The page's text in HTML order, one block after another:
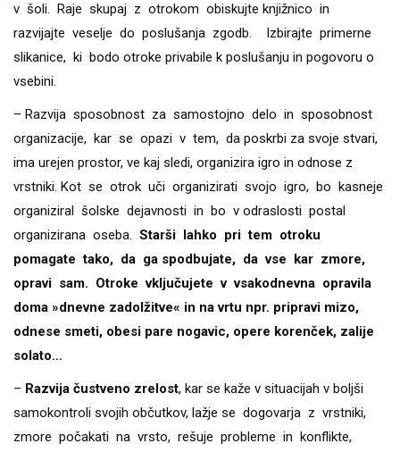
v šoli. Raje skupaj z otrokom obiskujte knjižnico in
razvijajte veselje do poslušanja zgodb. Izbirajte primerne
slikanice, ki bodo otroke privabile k poslušanju in pogovoru o
vsebini.
– Razvija sposobnost za samostojno delo in sposobnost
organizacije, kar se opazi v tem, da poskrbi za svoje stvari,
ima urejen prostor, ve kaj sledi, organizira igro in odnose z
vrstniki. Kot se otrok uči organizirati svojo igro, bo kasneje
organiziral šolske dejavnosti in bo v odraslosti postal
organizirana oseba. Starši lahko pri tem otroku
pomagate tako, da ga spodbujate, da vse kar zmore,
opravi sam. Otroke vključujete v vsakodnevna opravila
doma »dnevne zadolžitve« in na vrtu npr. pripravi mizo,
odnese smeti, obesi pare nogavic, opere korenček, zalije
solato…
– Razvija čustveno zrelost, kar se kaže v situacijah v boljši
samokontroli svojih občutkov, lažje se dogovarja z vrstniki,
zmore počakati na vrsto, rešuje probleme in konflikte,